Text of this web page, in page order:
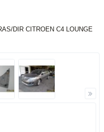
DIR CITROEN C4 LOUNGE